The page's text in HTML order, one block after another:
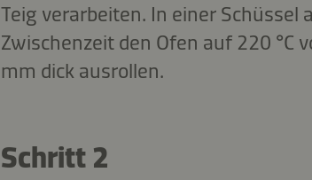
Teig verarbeiten. In einer
Zwischenzeit den Ofen auf 220 °C
mm dick ausrollen.
Schritt 2